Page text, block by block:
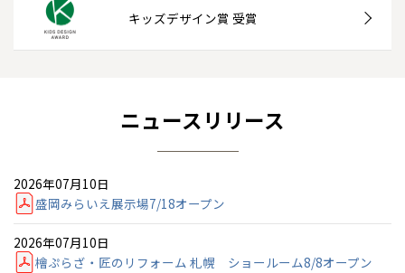
キッズデザイン賞 受賞
ニュースリリース
2026年07月10日
盛岡みらいえ展示場7/18オープン
2026年07月10日
檜ぷらざ・匠のリフォーム 札幌 ショールーム8/8オープン